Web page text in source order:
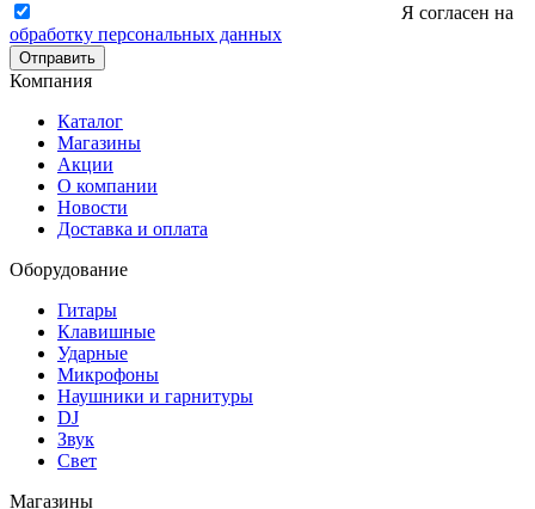
Я согласен на
обработку персональных данных
Отправить
Компания
Каталог
Магазины
Акции
О компании
Новости
Доставка и оплата
Оборудование
Гитары
Клавишные
Ударные
Микрофоны
Наушники и гарнитуры
DJ
Звук
Свет
Магазины